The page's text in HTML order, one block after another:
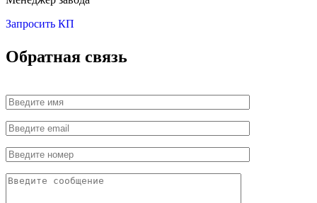
Запросить КП
Обратная связь